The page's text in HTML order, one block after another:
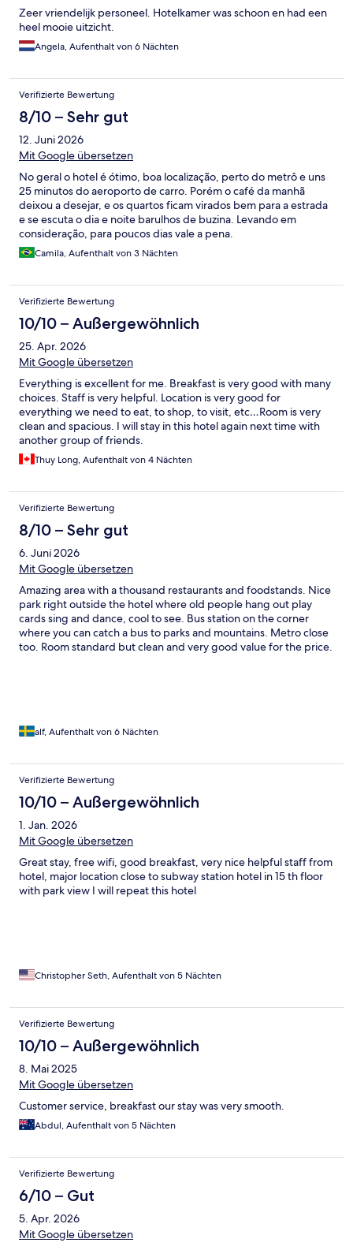
Zeer vriendelijk personeel. Hotelkamer was schoon en had een
heel mooie uitzicht.
Angela, Aufenthalt von 6 Nächten
Verifizierte Bewertung
8/10 – Sehr gut
12. Juni 2026
Mit Google übersetzen
No geral o hotel é ótimo, boa localização, perto do metrô e uns
25 minutos do aeroporto de carro. Porém o café da manhã
deixou a desejar, e os quartos ficam virados bem para a estrada
e se escuta o dia e noite barulhos de buzina. Levando em
consideração, para poucos dias vale a pena.
Camila, Aufenthalt von 3 Nächten
Verifizierte Bewertung
10/10 – Außergewöhnlich
25. Apr. 2026
Mit Google übersetzen
Everything is excellent for me. Breakfast is very good with many
choices. Staff is very helpful. Location is very good for
everything we need to eat, to shop, to visit, etc…Room is very
clean and spacious. I will stay in this hotel again next time with
another group of friends.
Thuy Long, Aufenthalt von 4 Nächten
Verifizierte Bewertung
8/10 – Sehr gut
6. Juni 2026
Mit Google übersetzen
Amazing area with a thousand restaurants and foodstands. Nice
park right outside the hotel where old people hang out play
cards sing and dance, cool to see. Bus station on the corner
where you can catch a bus to parks and mountains. Metro close
too. Room standard but clean and very good value for the price.
alf, Aufenthalt von 6 Nächten
Verifizierte Bewertung
10/10 – Außergewöhnlich
1. Jan. 2026
Mit Google übersetzen
Great stay, free wifi, good breakfast, very nice helpful staff from
hotel, major location close to subway station hotel in 15 th floor
with park view I will repeat this hotel
Christopher Seth, Aufenthalt von 5 Nächten
Verifizierte Bewertung
10/10 – Außergewöhnlich
8. Mai 2025
Mit Google übersetzen
Customer service, breakfast our stay was very smooth.
Abdul, Aufenthalt von 5 Nächten
Verifizierte Bewertung
6/10 – Gut
5. Apr. 2026
Mit Google übersetzen